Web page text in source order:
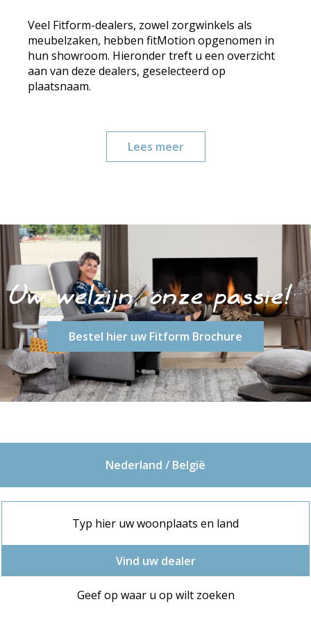
Veel Fitform-dealers, zowel zorgwinkels als
meubelzaken, hebben fitMotion opgenomen in
hun showroom. Hieronder treft u een overzicht
aan van deze dealers, geselecteerd op
plaatsnaam.
Lees meer
Bestel hier uw Fitform Brochure
Nederland / België
Vind uw dealer
Geef op waar u op wilt zoeken